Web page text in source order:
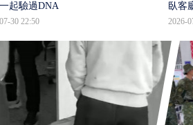
起驗過DNA
30 22:50
臥客
2026-